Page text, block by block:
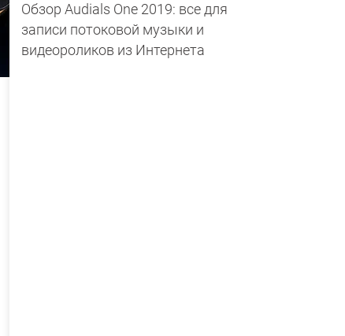
Обзор Audials One 2019: все для
записи потоковой музыки и
видеороликов из Интернета